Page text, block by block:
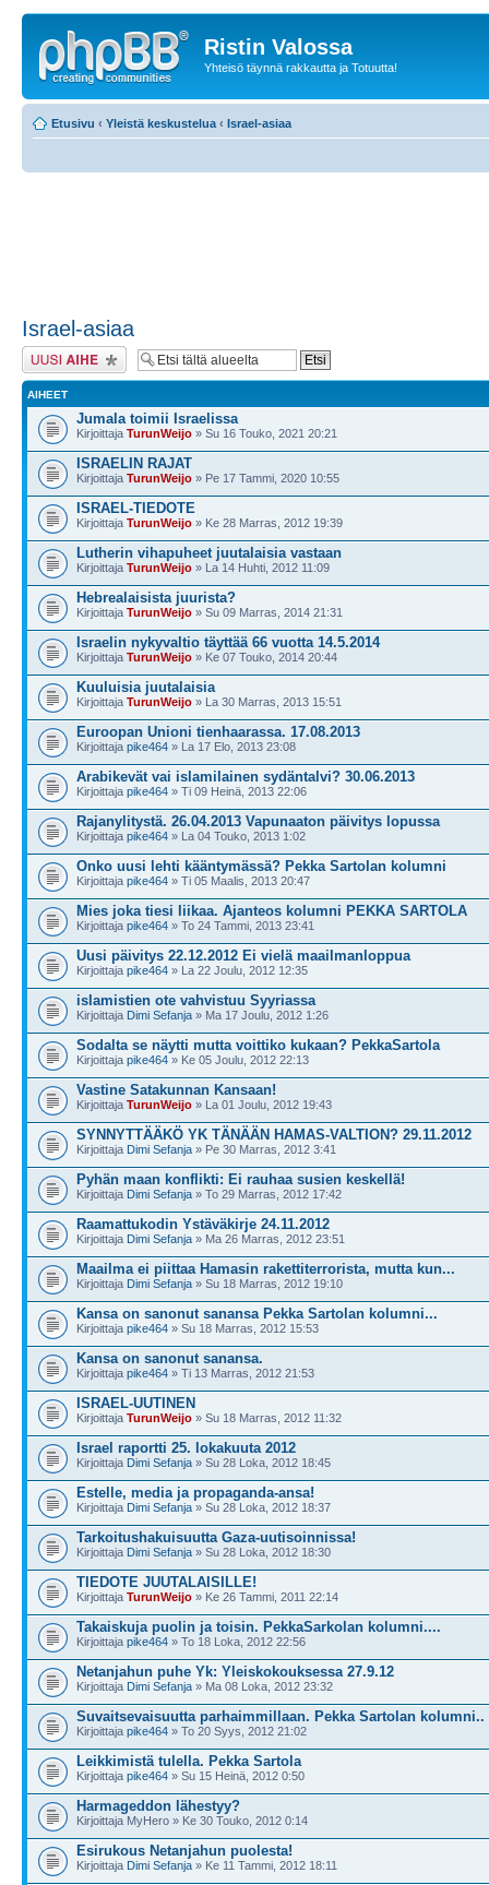
Ristin Valossa
Yhteisö täynnä rakkautta ja Totuutta!
Etusivu ‹ Yleistä keskustelua ‹ Israel-asiaa
Israel-asiaa
Lähetä uusi viesti
AIHEET
Jumala toimii Israelissa
Kirjoittaja TurunWeijo » Su 16 Touko, 2021 20:21
ISRAELIN RAJAT
Kirjoittaja TurunWeijo » Pe 17 Tammi, 2020 10:55
ISRAEL-TIEDOTE
Kirjoittaja TurunWeijo » Ke 28 Marras, 2012 19:39
Lutherin vihapuheet juutalaisia vastaan
Kirjoittaja TurunWeijo » La 14 Huhti, 2012 11:09
Hebrealaisista juurista?
Kirjoittaja TurunWeijo » Su 09 Marras, 2014 21:31
Israelin nykyvaltio täyttää 66 vuotta 14.5.2014
Kirjoittaja TurunWeijo » Ke 07 Touko, 2014 20:44
Kuuluisia juutalaisia
Kirjoittaja TurunWeijo » La 30 Marras, 2013 15:51
Euroopan Unioni tienhaarassa. 17.08.2013
Kirjoittaja pike464 » La 17 Elo, 2013 23:08
Arabikevät vai islamilainen sydäntalvi? 30.06.2013
Kirjoittaja pike464 » Ti 09 Heinä, 2013 22:06
Rajanylitystä. 26.04.2013 Vapunaaton päivitys lopussa
Kirjoittaja pike464 » La 04 Touko, 2013 1:02
Onko uusi lehti kääntymässä? Pekka Sartolan kolumni
Kirjoittaja pike464 » Ti 05 Maalis, 2013 20:47
Mies joka tiesi liikaa. Ajanteos kolumni PEKKA SARTOLA
Kirjoittaja pike464 » To 24 Tammi, 2013 23:41
Uusi päivitys 22.12.2012 Ei vielä maailmanloppua
Kirjoittaja pike464 » La 22 Joulu, 2012 12:35
islamistien ote vahvistuu Syyriassa
Kirjoittaja Dimi Sefanja » Ma 17 Joulu, 2012 1:26
Sodalta se näytti mutta voittiko kukaan? PekkaSartola
Kirjoittaja pike464 » Ke 05 Joulu, 2012 22:13
Vastine Satakunnan Kansaan!
Kirjoittaja TurunWeijo » La 01 Joulu, 2012 19:43
SYNNYTTÄÄKÖ YK TÄNÄÄN HAMAS-VALTION? 29.11.2012
Kirjoittaja Dimi Sefanja » Pe 30 Marras, 2012 3:41
Pyhän maan konflikti: Ei rauhaa susien keskellä!
Kirjoittaja Dimi Sefanja » To 29 Marras, 2012 17:42
Raamattukodin Ystäväkirje 24.11.2012
Kirjoittaja Dimi Sefanja » Ma 26 Marras, 2012 23:51
Maailma ei piittaa Hamasin rakettiterrorista, mutta kun...
Kirjoittaja Dimi Sefanja » Su 18 Marras, 2012 19:10
Kansa on sanonut sanansa Pekka Sartolan kolumni...
Kirjoittaja pike464 » Su 18 Marras, 2012 15:53
Kansa on sanonut sanansa.
Kirjoittaja pike464 » Ti 13 Marras, 2012 21:53
ISRAEL-UUTINEN
Kirjoittaja TurunWeijo » Su 18 Marras, 2012 11:32
Israel raportti 25. lokakuuta 2012
Kirjoittaja Dimi Sefanja » Su 28 Loka, 2012 18:45
Estelle, media ja propaganda-ansa!
Kirjoittaja Dimi Sefanja » Su 28 Loka, 2012 18:37
Tarkoitushakuisuutta Gaza-uutisoinnissa!
Kirjoittaja Dimi Sefanja » Su 28 Loka, 2012 18:30
TIEDOTE JUUTALAISILLE!
Kirjoittaja TurunWeijo » Ke 26 Tammi, 2011 22:14
Takaiskuja puolin ja toisin. PekkaSarkolan kolumni....
Kirjoittaja pike464 » To 18 Loka, 2012 22:56
Netanjahun puhe Yk: Yleiskokouksessa 27.9.12
Kirjoittaja Dimi Sefanja » Ma 08 Loka, 2012 23:32
Suvaitsevaisuutta parhaimmillaan. Pekka Sartolan kolumni..
Kirjoittaja pike464 » To 20 Syys, 2012 21:02
Leikkimistä tulella. Pekka Sartola
Kirjoittaja pike464 » Su 15 Heinä, 2012 0:50
Harmageddon lähestyy?
Kirjoittaja MyHero » Ke 30 Touko, 2012 0:14
Esirukous Netanjahun puolesta!
Kirjoittaja Dimi Sefanja » Ke 11 Tammi, 2012 18:11